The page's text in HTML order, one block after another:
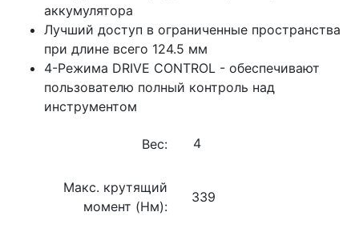
аккумулятора
Лучший доступ в ограниченные пространства
при длине всего 124.5 мм
4-Режима DRIVE CONTROL - обеспечивают
пользователю полный контроль над
инструментом
Вес:
Макс. крутящий
момент (Нм):
339